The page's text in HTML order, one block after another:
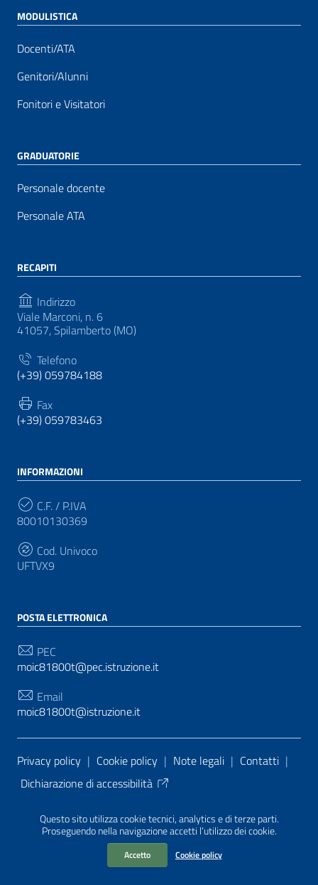
Questo sito utilizza cookie tecnici, analytics e di terze parti.
Proseguendo nella navigazione accetti l’utilizzo dei cookie.
Accetto Cookie policy
MODULISTICA
Docenti/ATA
Genitori/Alunni
Fonitori e Visitatori
GRADUATORIE
Personale docente
Personale ATA
RECAPITI
Indirizzo
Viale Marconi, n. 6
41057, Spilamberto (MO)
Telefono
(+39) 059784188
Fax
(+39) 059783463
INFORMAZIONI
C.F. / P.IVA
80010130369
Cod. Univoco
UFTVX9
POSTA ELETTRONICA
PEC
moic81800t@pec.istruzione.it
Email
moic81800t@istruzione.it
Sezione Link Utili
Privacy policy | Cookie policy | Note legali | Contatti |
Dichiarazione di accessibilità
PA di AgID
| Realizzato con WordPress
da